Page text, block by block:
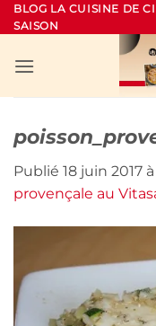
Passer
au
BLOG LA CUISINE DE
SAISON
Publié 18 juin 2017 à
provençale au